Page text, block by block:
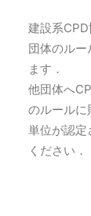
建設系
団体のル
ます．
他団体へ
のルールに
単位が認定
ください．